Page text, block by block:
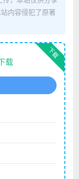
内容侵犯了原著
下载
载